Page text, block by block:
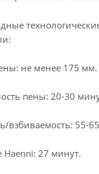
не менее 175 мм.
пены: 20-30
взбиваемость: 55-
Haenni: 27 минут.